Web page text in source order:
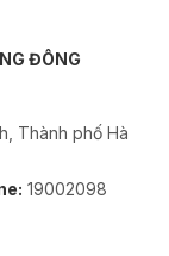
ĐÔNG
Thành phố Hà
19002098